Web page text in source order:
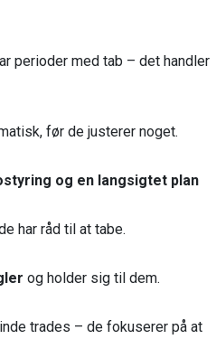
perioder med tab – det handler
før de justerer noget.
og en langsigtet plan
har råd til at tabe.
og holder sig til dem.
trades – de fokuserer på at